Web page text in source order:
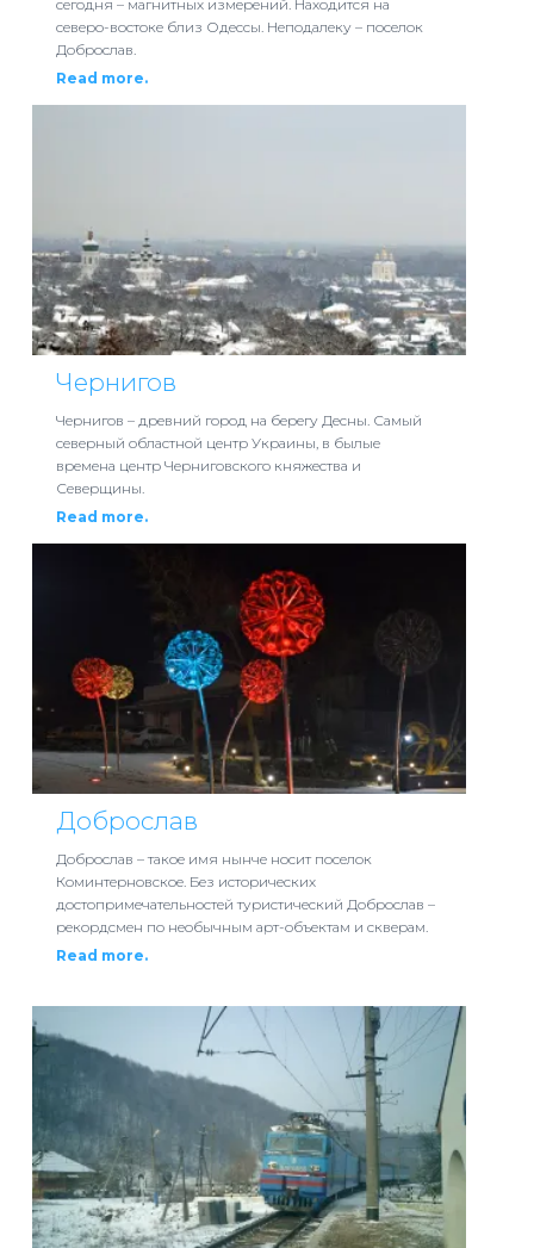
сегодня – магнитных измерений. Находится на
северо-востоке близ Одессы. Неподалеку – поселок
Доброслав.
Read more.
Чернигов
Чернигов – древний город на берегу Десны. Самый
северный областной центр Украины, в былые
времена центр Черниговского княжества и
Северщины.
Read more.
Доброслав
Доброслав – такое имя нынче носит поселок
Коминтерновское. Без исторических
достопримечательностей туристический Доброслав –
рекордсмен по необычным арт-объектам и скверам.
Read more.